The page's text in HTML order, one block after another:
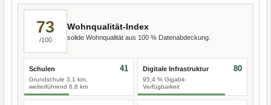
73
/100
Wohnqualität-Index
solide Wohnqualität aus 100 % Datenabdeckung.
Schulen
Grundschule 3,1 km,
weiterführend 6,8 km
41 Digitale Infrastruktur
95,4 % Gigabit-
Verfügbarkeit
80